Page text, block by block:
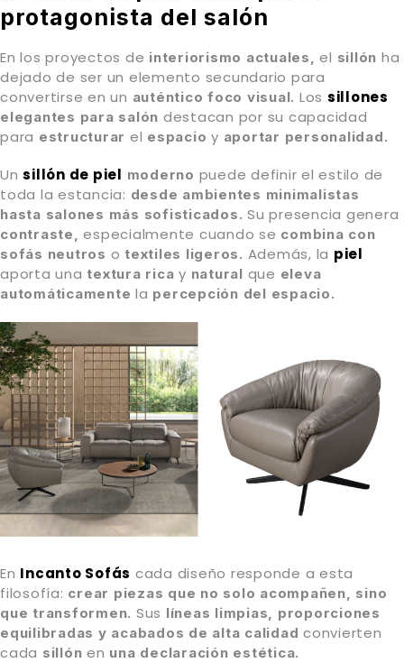
protagonista del salón
En los proyectos de interiorismo actuales, el sillón ha
dejado de ser un elemento secundario para
convertirse en un auténtico foco visual. Los sillones
elegantes para salón destacan por su capacidad
para estructurar el espacio y aportar personalidad.
Unsillón de piel moderno puede definir el estilo de
toda la estancia: desde ambientes minimalistas
hasta salones más sofisticados. Su presencia genera
contraste, especialmente cuando se combina con
sofás neutros o textiles ligeros. Además, la piel
aporta una textura rica y natural que eleva
automáticamente la percepción del espacio.
En Incanto Sofás cada diseño responde a esta
filosofía: crear piezas que no solo acompañen, sino
que transformen. Sus líneas limpias, proporciones
equilibradas y acabados de alta calidad convierten
cada sillón en una declaración estética.